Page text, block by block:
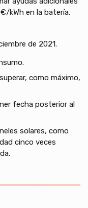
kWh en la batería.
de 2021.
como máximo,
fecha posterior al
solares, como
cinco veces